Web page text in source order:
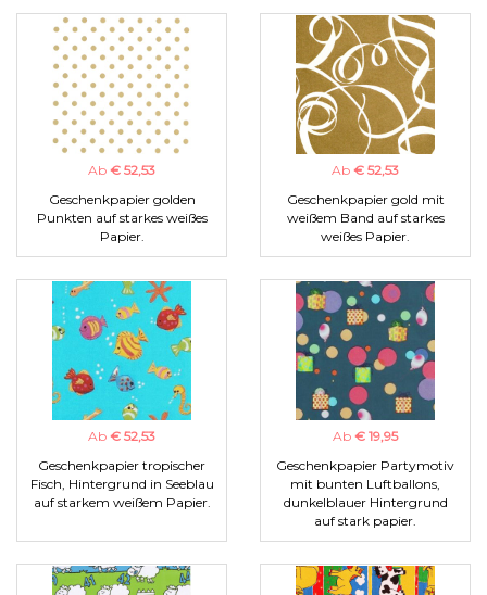
Ab € 52,53
Geschenkpapier golden
Punkten auf starkes weißes
Papier.
Ab € 52,53
Geschenkpapier gold mit
weißem Band auf starkes
weißes Papier.
Ab € 52,53
Geschenkpapier tropischer
Fisch, Hintergrund in Seeblau
auf starkem weißem Papier.
Ab € 19,95
Geschenkpapier Partymotiv
mit bunten Luftballons,
dunkelblauer Hintergrund
auf stark papier.